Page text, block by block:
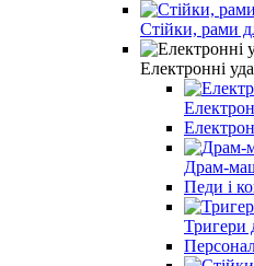
Стійки, рами
Електронні
Драм-
Педи і
Тригери